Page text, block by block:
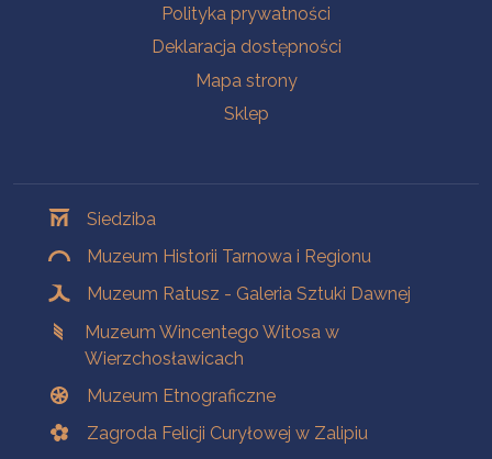
Polityka prywatności
Deklaracja dostępności
Mapa strony
Sklep
Siedziba
Muzeum Historii Tarnowa i Regionu
Muzeum Ratusz - Galeria Sztuki Dawnej
Muzeum Wincentego Witosa w
Wierzchosławicach
Muzeum Etnograficzne
Zagroda Felicji Curyłowej w Zalipiu